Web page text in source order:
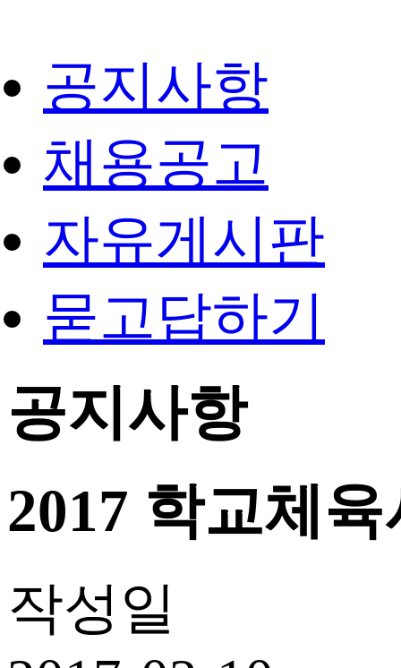
공지사항
채용공고
자유게시판
묻고답하기
공지사항
2017 학교체
작성일